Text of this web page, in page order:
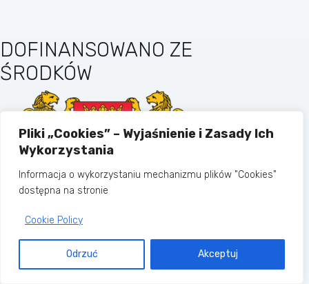
Pliki „Cookies” – Wyjaśnienie i Zasady Ich
Wykorzystania
Informacja o wykorzystaniu mechanizmu plików "Cookies"
dostępna na stronie
Cookie Policy
Odrzuć Akceptuj
DOFINANSOWANO ZE
ŚRODKÓW
MIASTO GDAŃSK
Copyright © 2026 - Motyw WordPress